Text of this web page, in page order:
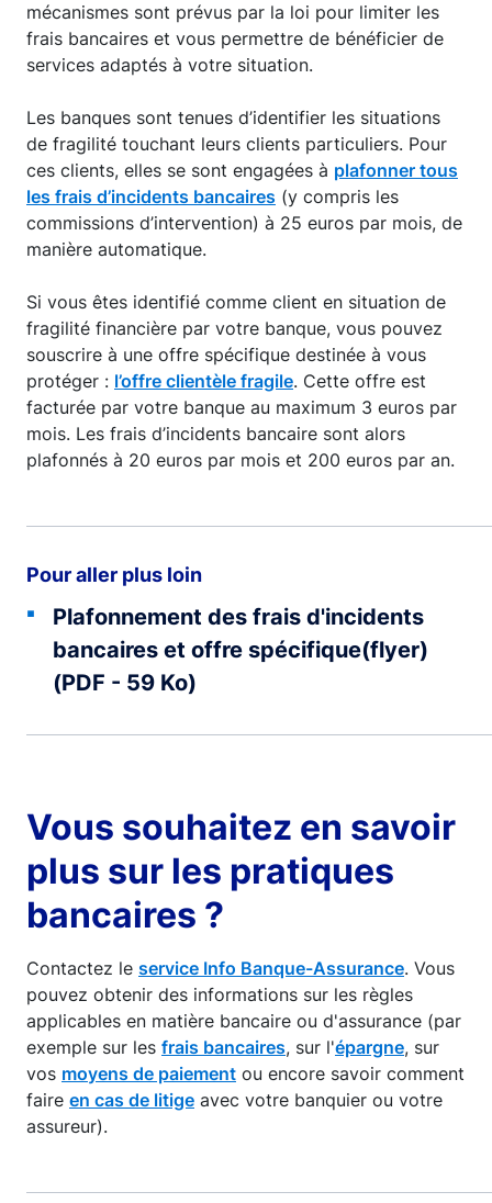
mécanismes sont prévus par la loi pour limiter les
frais bancaires et vous permettre de bénéficier de
services adaptés à votre situation.
Les banques sont tenues d’identifier les situations
de fragilité touchant leurs clients particuliers. Pour
ces clients, elles se sont engagées à plafonner tous
les frais d’incidents bancaires (y compris les
commissions d’intervention) à 25 euros par mois, de
manière automatique.
Si vous êtes identifié comme client en situation de
fragilité financière par votre banque, vous pouvez
souscrire à une offre spécifique destinée à vous
protéger : l’offre clientèle fragile. Cette offre est
facturée par votre banque au maximum 3 euros par
mois. Les frais d’incidents bancaire sont alors
plafonnés à 20 euros par mois et 200 euros par an.
Pour aller plus loin
Plafonnement des frais d'incidents
bancaires et offre spécifique(flyer)
(PDF - 59 Ko)
Vous souhaitez en savoir
plus sur les pratiques
bancaires ?
Contactez le service Info Banque-Assurance. Vous
pouvez obtenir des informations sur les règles
applicables en matière bancaire ou d'assurance (par
exemple sur les frais bancaires, sur l'épargne, sur
vos moyens de paiement ou encore savoir comment
faire en cas de litige avec votre banquier ou votre
assureur).